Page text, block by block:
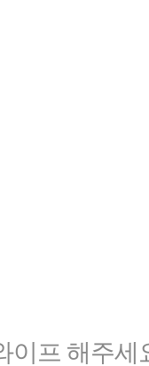
이프 해주세